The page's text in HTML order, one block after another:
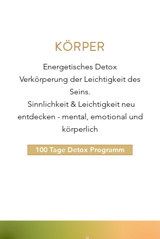
KÖRPER
Energetisches Detox
Verkörperung der Leichtigkeit des
Seins.
Sinnlichkeit & Leichtigkeit neu
entdecken - mental, emotional und
körperlich
100 Tage Detox Programm